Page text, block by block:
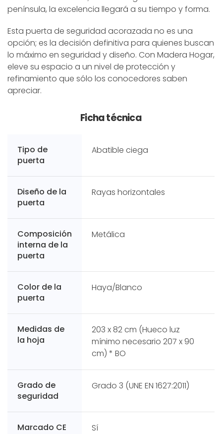
península, la excelencia llegará a su tiempo y forma.
Esta puerta de seguridad acorazada no es una
opción; es la decisión definitiva para quienes buscan
lo máximo en seguridad y diseño. Con Madera Hogar,
eleve su espacio a un nivel de protección y
refinamiento que sólo los conocedores saben
apreciar.
Ficha técnica
Tipo de
puerta
Abatible ciega
Diseño de la
puerta
Rayas horizontales
Composición
interna de la
puerta
Metálica
Color de la
puerta
Haya/Blanco
Medidas de
la hoja
203 x 82 cm (Hueco luz
mínimo necesario 207 x 90
cm) * BO
Grado de
seguridad
Grado 3 (UNE EN 1627:2011)
Marcado CE Sí